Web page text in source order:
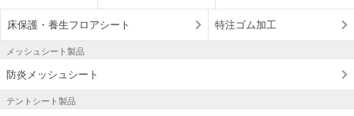
床保護・養生フロアシート 特注ゴム加工
メッシュシート製品
防炎メッシュシート
テントシート製品